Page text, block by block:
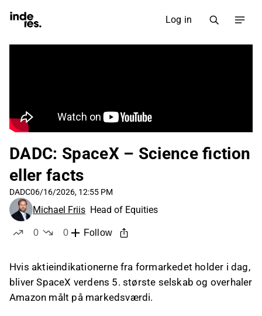
Log in
DADC: SpaceX – Science fiction
eller facts
DADC06/16/2026, 12:55 PM
Michael Friis Head of Equities
0
0
Follow
Hvis aktieindikationerne fra formarkedet holder i dag,
bliver SpaceX verdens 5. største selskab og overhaler
Amazon målt på markedsværdi.